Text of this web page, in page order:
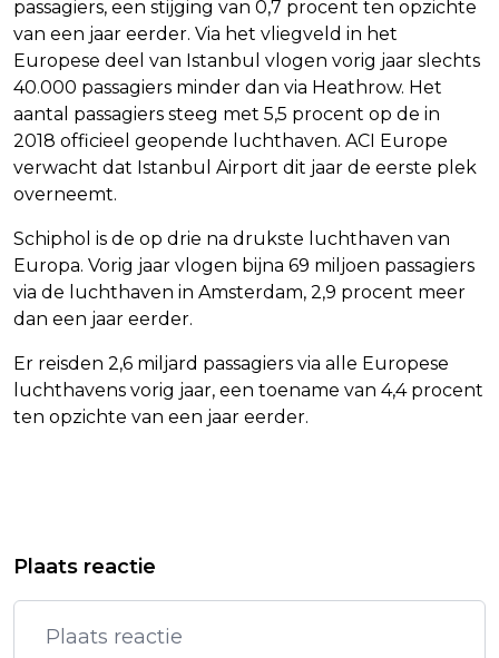
passagiers, een stijging van 0,7 procent ten opzichte
van een jaar eerder. Via het vliegveld in het
Europese deel van Istanbul vlogen vorig jaar slechts
40.000 passagiers minder dan via Heathrow. Het
aantal passagiers steeg met 5,5 procent op de in
2018 officieel geopende luchthaven. ACI Europe
verwacht dat Istanbul Airport dit jaar de eerste plek
overneemt.
Schiphol is de op drie na drukste luchthaven van
Europa. Vorig jaar vlogen bijna 69 miljoen passagiers
via de luchthaven in Amsterdam, 2,9 procent meer
dan een jaar eerder.
Er reisden 2,6 miljard passagiers via alle Europese
luchthavens vorig jaar, een toename van 4,4 procent
ten opzichte van een jaar eerder.
ALLE DIGITALE ZAKEN ONDER ZICH
DENKTANK: BRUSSEL MOET SLIMME
CHINESE AUTO'S STRENGER
REGULEREN
Plaats reactie